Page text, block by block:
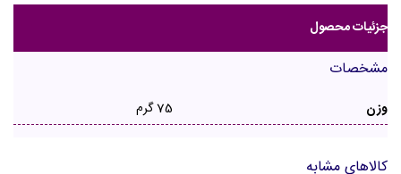
جزئیات محصول
مشخصات
وزن 75 گرم
کالاهای مشابه